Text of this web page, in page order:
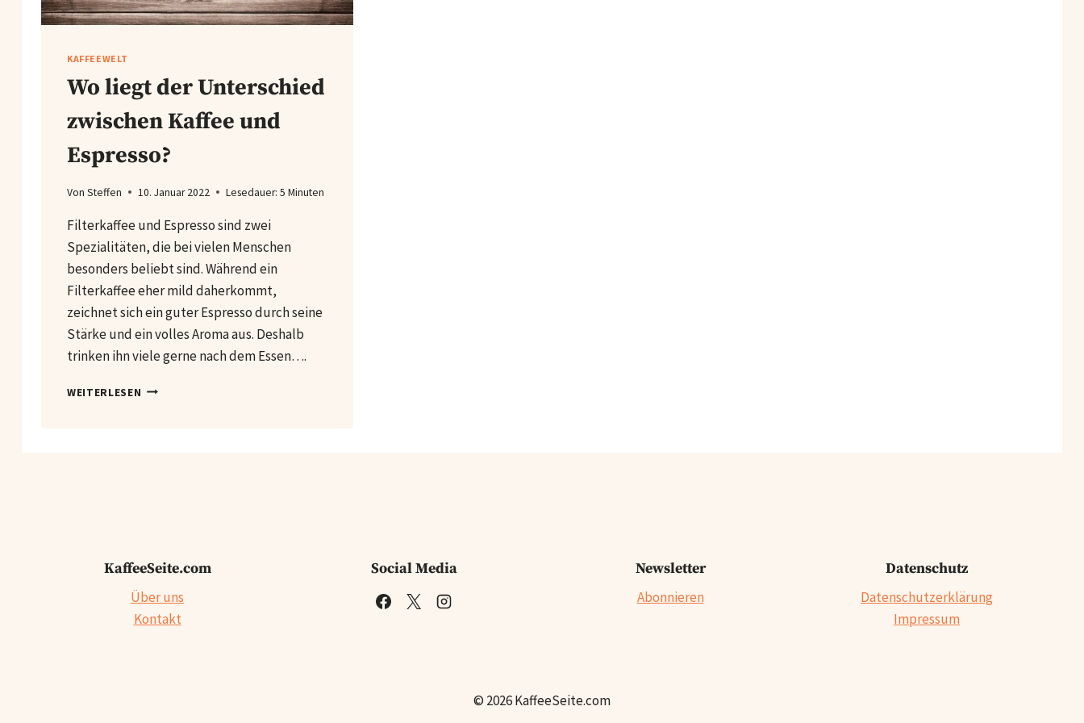
KAFFEEWELT
Wo liegt der Unterschied
zwischen Kaffee und
Espresso?
Von Steffen 10. Januar 2022 Lesedauer: 5Minuten
Filterkaffee und Espresso sind zwei
Spezialitäten, die bei vielen Menschen
besonders beliebt sind. Während ein
Filterkaffee eher mild daherkommt,
zeichnet sich ein guter Espresso durch seine
Stärke und ein volles Aroma aus. Deshalb
trinken ihn viele gerne nach dem Essen….
WEITERLESEN WO
KaffeeSeite.com
Über uns
Kontakt
Social Media Newsletter
Abonnieren
Datenschutz
Datenschutzerklärung
Impressum
© 2026 KaffeeSeite.com